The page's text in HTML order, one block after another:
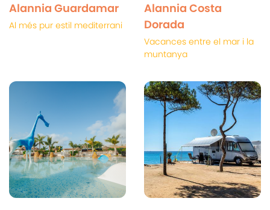
Alannia Guardamar
Al més pur estil mediterrani
Alannia Costa
Dorada
Vacances entre el mar i la
muntanya